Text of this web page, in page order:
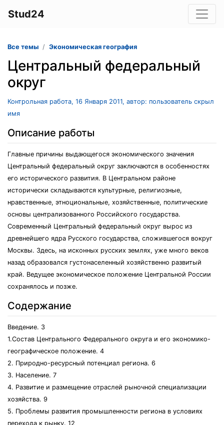
Stud24
Все темы Экономическая география
Центральный федеральный
округ
Контрольная работа, 16 Января 2011, автор: пользователь скрыл
имя
Описание работы
Главные причины выдающегося экономического значения
Центральный федеральный округ заключаются в особенностях
его исторического развития. В Центральном районе
исторически складываются культурные, религиозные,
нравственные, этноциональные, хозяйственные, политические
основы централизованного Российского государства.
Современный Центральный федеральный округ вырос из
древнейшего ядра Русского государства, сложившегося вокруг
Москвы. Здесь, на исконных русских землях, уже много веков
назад образовался густонаселенный хозяйственно развитый
край. Ведущее экономическое положение Центральной России
сохранялось и позже.
Содержание
Введение. 3
1.Состав Центрального Федерального округа и его экономико-
географическое положение. 4
2. Природно-ресурсный потенциал региона. 6
3. Население. 7
4. Развитие и размещение отраслей рыночной специализации
хозяйства. 9
5. Проблемы развития промышленности региона в условиях
перехода к рынку. 12